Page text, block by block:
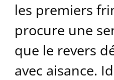
les premiers
procure une
que le revers
avec aisance.